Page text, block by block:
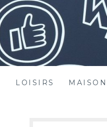
LOISIRS MAISON